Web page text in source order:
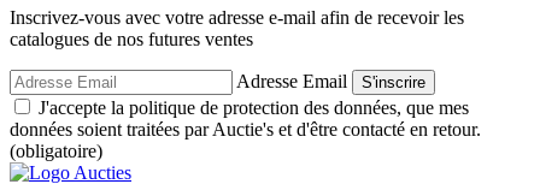
Inscrivez-vous avec votre adresse e-mail afin de recevoir les
catalogues de nos futures ventes
Adresse Email S'inscrire
J'accepte la politique de protection des données, que mes
données soient traitées par Auctie's et d'être contacté en retour.
(obligatoire)